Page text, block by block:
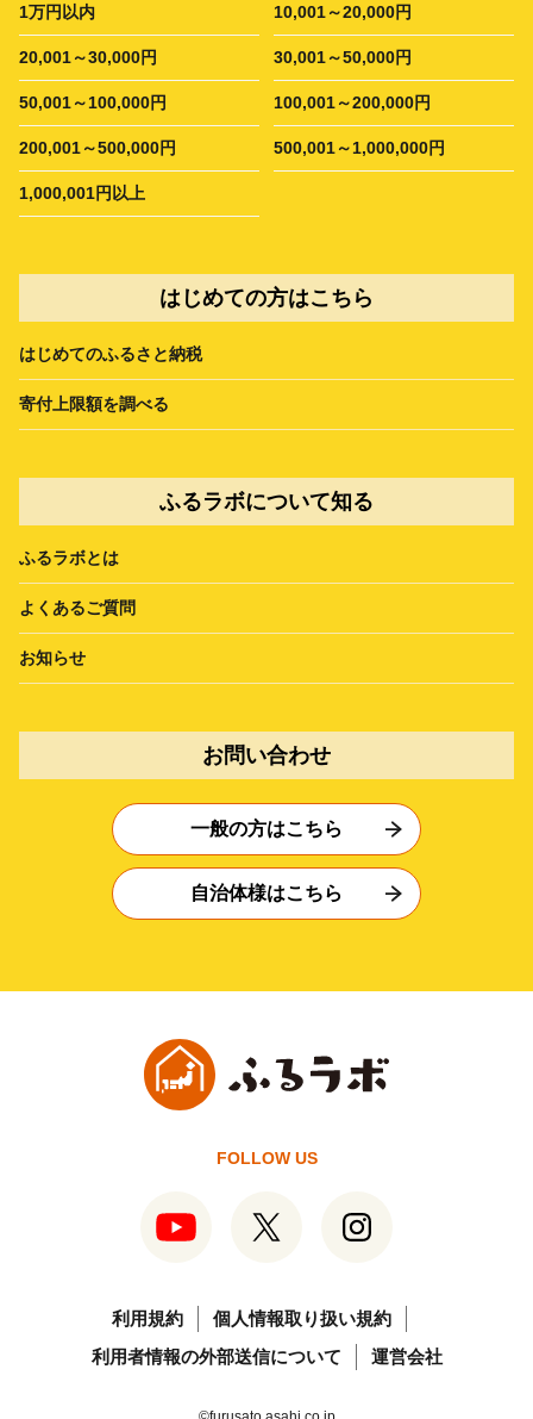
1万円以内 10,001～20,000円
20,001～30,000円 30,001～50,000円
50,001～100,000円 100,001～200,000円
200,001～500,000円 500,001～1,000,000円
1,000,001円以上
はじめての方はこちら
はじめてのふるさと納税
寄付上限額を調べる
ふるラボについて知る
ふるラボとは
よくあるご質問
お知らせ
お問い合わせ
一般の方はこちら
自治体様はこちら
FOLLOW US
利用規約
個人情報取り扱い規約
利用者情報の外部送信について
運営会社